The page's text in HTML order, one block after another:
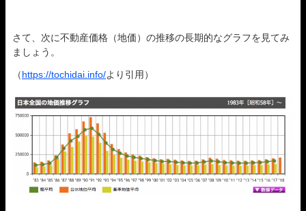
さて、次に不動産価格（地価）の推移の長期的なグラフを見てみ
ましょう。
（https://tochidai.info/より引用）